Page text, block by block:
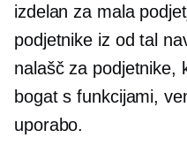
izdelan za mala
podjetnike iz od tal
nalašč za podjetnike,
bogat s funkcijami,
uporabo.